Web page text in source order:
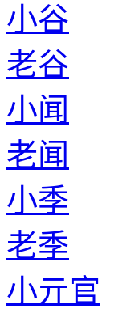
小谷
老谷
小闻
老闻
小季
老季
小亓官